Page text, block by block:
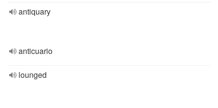
antiquary
anticuario
lounged